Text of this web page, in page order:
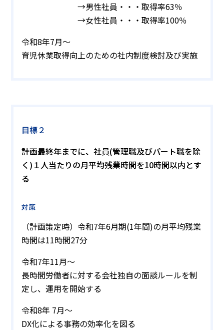
→男性社員・・・取得率63％
→女性社員・・・取得率100％
令和8年7月～
育児休業取得向上のための社内制度検討及び実施
目標２
計画最終年までに、社員(管理職及びパート職を除
く)１人当たりの月平均残業時間を10時間以内とす
る
対策
（計画策定時）令和7年6月期(1年間)の月平均残業
時間は11時間27分
令和7年11月～
長時間労働者に対する会社独自の面談ルールを制
定し、運用を開始する
令和8年 7月～
DX化による事務の効率化を図る